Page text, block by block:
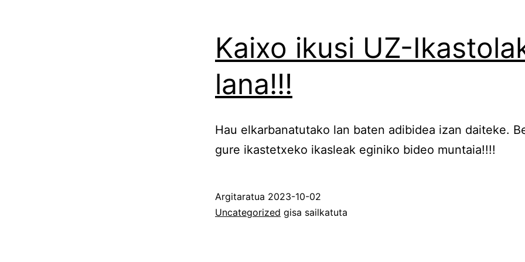
Kaixo ikusi UZ-
lana!!!
Hau elkarbanatutako lan baten adibidea izan daiteke.
gure ikastetxeko ikasleak eginiko bideo muntaia!!!!
Argitaratua 2023-10-02
Uncategorized gisa sailkatuta